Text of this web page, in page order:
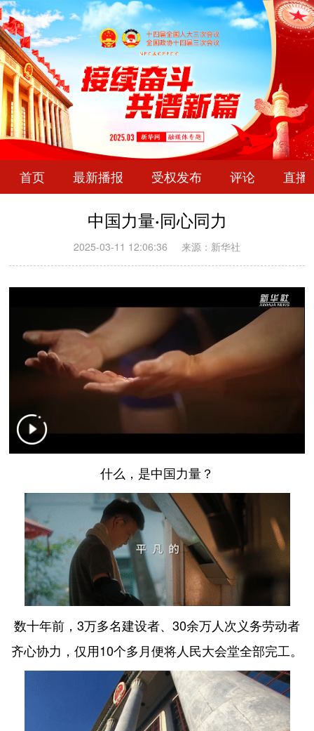
首页 最新播报 受权发布 评论 直播
中国力量·同心同力
2025-03-11 12:06:36 来源：新华社
什么，是中国力量？
数十年前，3万多名建设者、30余万人次义务劳动者
齐心协力，仅用10个多月便将人民大会堂全部完工。